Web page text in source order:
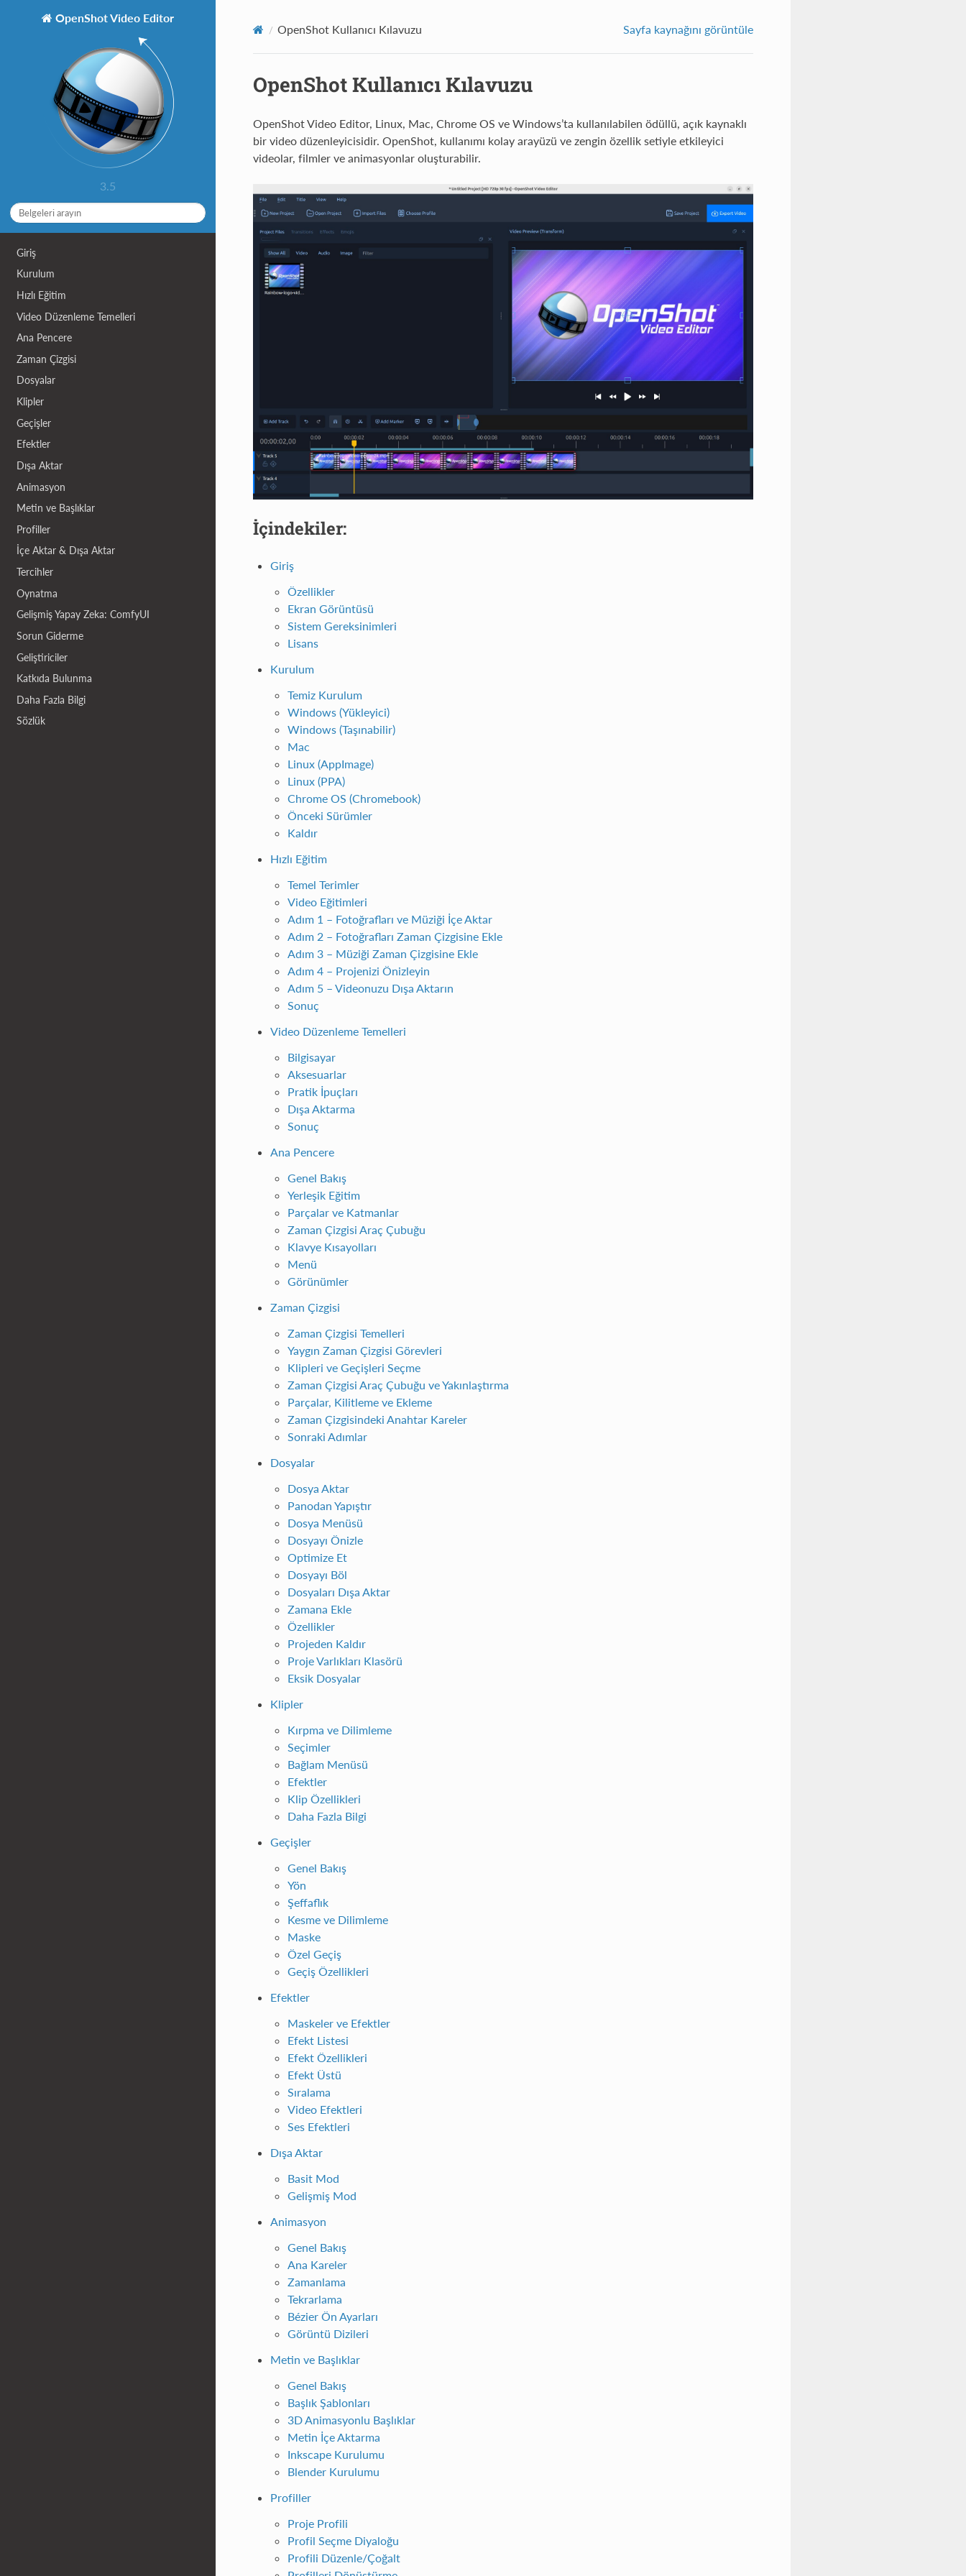
OpenShot Video Editor
3.5
Giriş
Kurulum
Hızlı Eğitim
Video Düzenleme Temelleri
Ana Pencere
Zaman Çizgisi
Dosyalar
Klipler
Geçişler
Efektler
Dışa Aktar
Animasyon
Metin ve Başlıklar
Profiller
İçe Aktar & Dışa Aktar
Tercihler
Oynatma
Gelişmiş Yapay Zeka: ComfyUI
Sorun Giderme
Geliştiriciler
Katkıda Bulunma
Daha Fazla Bilgi
Sözlük
OpenShot Kullanıcı Kılavuzu Sayfa kaynağını görüntüle
OpenShot Kullanıcı Kılavuzu
OpenShot Video Editor, Linux, Mac, Chrome OS ve Windows’ta kullanılabilen ödüllü, açık kaynaklı
bir video düzenleyicisidir. OpenShot, kullanımı kolay arayüzü ve zengin özellik setiyle etkileyici
videolar, filmler ve animasyonlar oluşturabilir.
İçindekiler:
Giriş
Özellikler
Ekran Görüntüsü
Sistem Gereksinimleri
Lisans
Kurulum
Temiz Kurulum
Windows (Yükleyici)
Windows (Taşınabilir)
Mac
Linux (AppImage)
Linux (PPA)
Chrome OS (Chromebook)
Önceki Sürümler
Kaldır
Hızlı Eğitim
Temel Terimler
Video Eğitimleri
Adım 1 – Fotoğrafları ve Müziği İçe Aktar
Adım 2 – Fotoğrafları Zaman Çizgisine Ekle
Adım 3 – Müziği Zaman Çizgisine Ekle
Adım 4 – Projenizi Önizleyin
Adım 5 – Videonuzu Dışa Aktarın
Sonuç
Video Düzenleme Temelleri
Bilgisayar
Aksesuarlar
Pratik İpuçları
Dışa Aktarma
Sonuç
Ana Pencere
Genel Bakış
Yerleşik Eğitim
Parçalar ve Katmanlar
Zaman Çizgisi Araç Çubuğu
Klavye Kısayolları
Menü
Görünümler
Zaman Çizgisi
Zaman Çizgisi Temelleri
Yaygın Zaman Çizgisi Görevleri
Klipleri ve Geçişleri Seçme
Zaman Çizgisi Araç Çubuğu ve Yakınlaştırma
Parçalar, Kilitleme ve Ekleme
Zaman Çizgisindeki Anahtar Kareler
Sonraki Adımlar
Dosyalar
Dosya Aktar
Panodan Yapıştır
Dosya Menüsü
Dosyayı Önizle
Optimize Et
Dosyayı Böl
Dosyaları Dışa Aktar
Zamana Ekle
Özellikler
Projeden Kaldır
Proje Varlıkları Klasörü
Eksik Dosyalar
Klipler
Kırpma ve Dilimleme
Seçimler
Bağlam Menüsü
Efektler
Klip Özellikleri
Daha Fazla Bilgi
Geçişler
Genel Bakış
Yön
Şeffaflık
Kesme ve Dilimleme
Maske
Özel Geçiş
Geçiş Özellikleri
Efektler
Maskeler ve Efektler
Efekt Listesi
Efekt Özellikleri
Efekt Üstü
Sıralama
Video Efektleri
Ses Efektleri
Dışa Aktar
Basit Mod
Gelişmiş Mod
Animasyon
Genel Bakış
Ana Kareler
Zamanlama
Tekrarlama
Bézier Ön Ayarları
Görüntü Dizileri
Metin ve Başlıklar
Genel Bakış
Başlık Şablonları
3D Animasyonlu Başlıklar
Metin İçe Aktarma
Inkscape Kurulumu
Blender Kurulumu
Profiller
Proje Profili
Profil Seçme Diyaloğu
Profili Düzenle/Çoğalt